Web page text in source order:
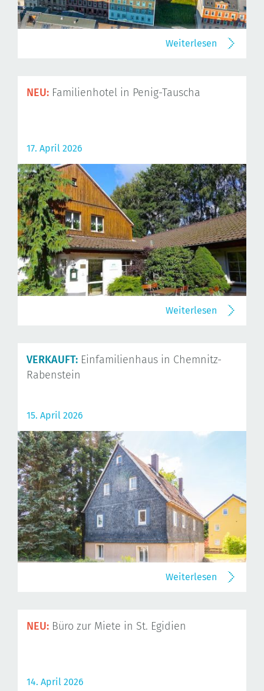
Weiterlesen
NEU: Familienhotel in Penig-Tauscha
17. April 2026
Weiterlesen
VERKAUFT: Einfamilienhaus in Chemnitz-
Rabenstein
15. April 2026
Weiterlesen
NEU: Büro zur Miete in St. Egidien
14. April 2026